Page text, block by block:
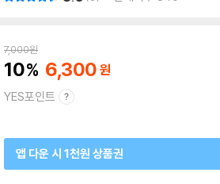
7,000원
10 6,300
YES포인트
앱 다운 시 1천원 상품권